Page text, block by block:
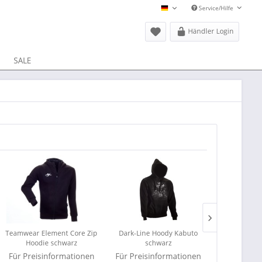
Donausports Deutsch
Service/Hilfe
Händler Login
SALE
Teamwear Element Core Zip
Hoodie schwarz
Für Preisinformationen
Dark-Line Hoody Kabuto
schwarz
Für Preisinformationen